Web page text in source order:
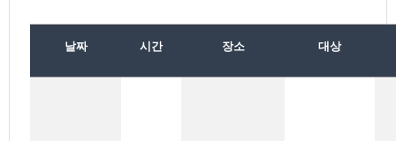
날짜 시간 장소 대상